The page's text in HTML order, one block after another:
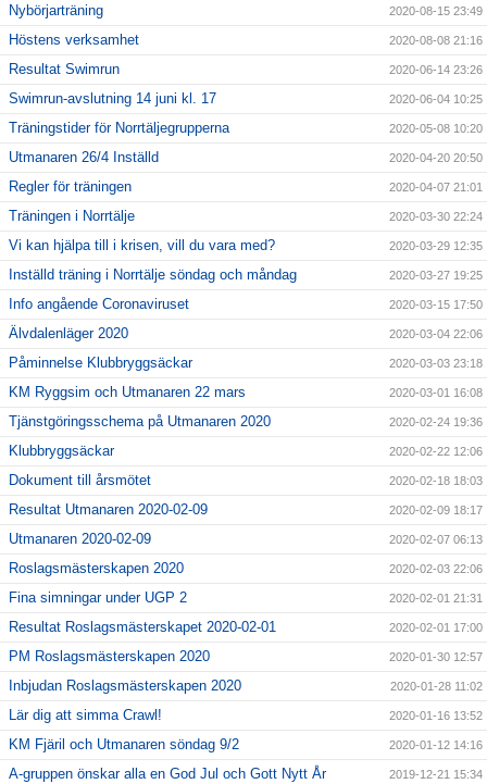
Nybörjarträning 2020-08-15 23:49
Höstens verksamhet 2020-08-08 21:16
Resultat Swimrun 2020-06-14 23:26
Swimrun-avslutning 14 juni kl. 17 2020-06-04 10:25
Träningstider för Norrtäljegrupperna 2020-05-08 10:20
Utmanaren 26/4 Inställd 2020-04-20 20:50
Regler för träningen 2020-04-07 21:01
Träningen i Norrtälje 2020-03-30 22:24
Vi kan hjälpa till i krisen, vill du vara med? 2020-03-29 12:35
Inställd träning i Norrtälje söndag och måndag 2020-03-27 19:25
Info angående Coronaviruset 2020-03-15 17:50
Älvdalenläger 2020 2020-03-04 22:06
Påminnelse Klubbryggsäckar 2020-03-03 23:18
KM Ryggsim och Utmanaren 22 mars 2020-03-01 16:08
Tjänstgöringsschema på Utmanaren 2020 2020-02-24 19:36
Klubbryggsäckar 2020-02-22 12:06
Dokument till årsmötet 2020-02-18 18:03
Resultat Utmanaren 2020-02-09 2020-02-09 18:17
Utmanaren 2020-02-09 2020-02-07 06:13
Roslagsmästerskapen 2020 2020-02-03 22:06
Fina simningar under UGP 2 2020-02-01 21:31
Resultat Roslagsmästerskapet 2020-02-01 2020-02-01 17:00
PM Roslagsmästerskapen 2020 2020-01-30 12:57
Inbjudan Roslagsmästerskapen 2020 2020-01-28 11:02
Lär dig att simma Crawl! 2020-01-16 13:52
KM Fjäril och Utmanaren söndag 9/2 2020-01-12 14:16
A-gruppen önskar alla en God Jul och Gott Nytt År 2019-12-21 15:34